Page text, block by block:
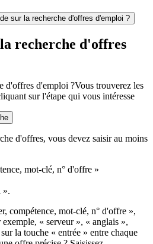
sur la recherche d'offres d'emploi ?
recherche d'offres
d'offres d'emploi ?Vous trouverez les
sur l'étape qui vous intéresse
d'offres, vous devez saisir au moins
mot-clé, n° d'offre »
».
compétence, mot-clé, n° d'offre »,
« serveur », « anglais »,
la touche « entrée » entre chaque